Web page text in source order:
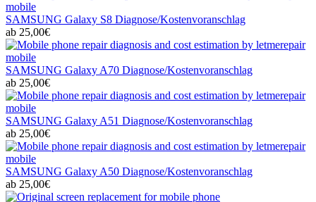
SAMSUNG Galaxy S8 Diagnose/Kostenvoranschlag
ab 25,00€
SAMSUNG Galaxy A70 Diagnose/Kostenvoranschlag
ab 25,00€
SAMSUNG Galaxy A51 Diagnose/Kostenvoranschlag
ab 25,00€
SAMSUNG Galaxy A50 Diagnose/Kostenvoranschlag
ab 25,00€